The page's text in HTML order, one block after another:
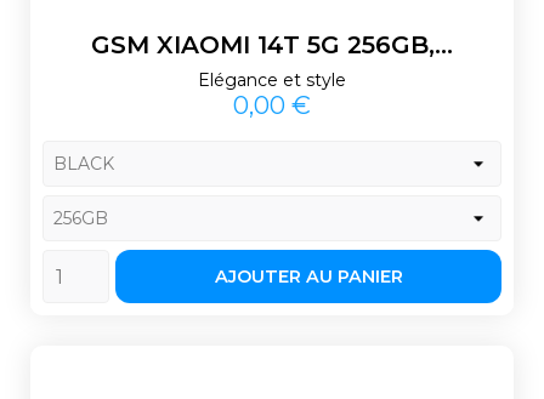
GSM XIAOMI 14T 5G 256GB,...
Elégance et style
Prix
0,00 €
AJOUTER AU PANIER